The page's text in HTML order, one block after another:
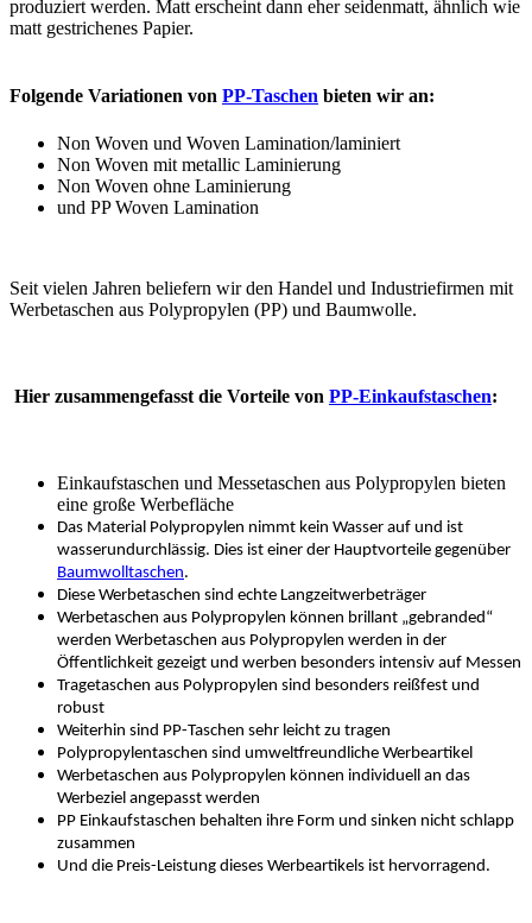
produziert werden. Matt erscheint dann eher seidenmatt, ähnlich wie
matt gestrichenes Papier.
Folgende Variationen von PP-Taschen bieten wir an:
Non Woven und Woven Lamination/laminiert
Non Woven mit metallic Laminierung
Non Woven ohne Laminierung
und PP Woven Lamination
Seit vielen Jahren beliefern wir den Handel und Industriefirmen mit
Werbetaschen aus Polypropylen (PP) und Baumwolle.
Hier zusammengefasst die Vorteile von PP-Einkaufstaschen:
Einkaufstaschen und Messetaschen aus Polypropylen bieten
eine große Werbefläche
Das Material Polypropylen nimmt kein Wasser auf und ist
wasserundurchlässig. Dies ist einer der Hauptvorteile gegenüber
Baumwolltaschen.
Diese Werbetaschen sind echte Langzeitwerbeträger
Werbetaschen aus Polypropylen können brillant „gebranded“
werden Werbetaschen aus Polypropylen werden in der
Öffentlichkeit gezeigt und werben besonders intensiv auf Messen
Tragetaschen aus Polypropylen sind besonders reißfest und
robust
Weiterhin sind PP-Taschen sehr leicht zu tragen
Polypropylentaschen sind umweltfreundliche Werbeartikel
Werbetaschen aus Polypropylen können individuell an das
Werbeziel angepasst werden
PP Einkaufstaschen behalten ihre Form und sinken nicht schlapp
zusammen
Und die Preis-Leistung dieses Werbeartikels ist hervorragend.